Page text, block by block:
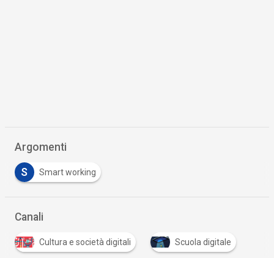
Argomenti
S Smart working
Canali
Cultura e società digitali Scuola digitale